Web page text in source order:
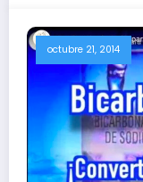
octubre 21, 2014